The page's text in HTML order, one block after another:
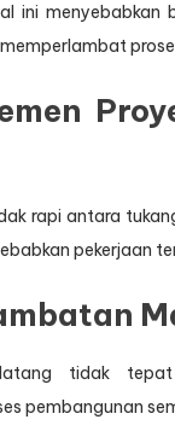
ini menyebabkan
rapi antara
pekerjaan
tidak
pembangunan